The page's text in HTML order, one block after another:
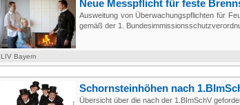
Neue Messpflicht für feste
Ausweitung von Überwachungspflichten für
gemäß der 1.
LIV Bayern
Schornsteinhöhen nach
Übersicht über die nach der 1.BImSchV